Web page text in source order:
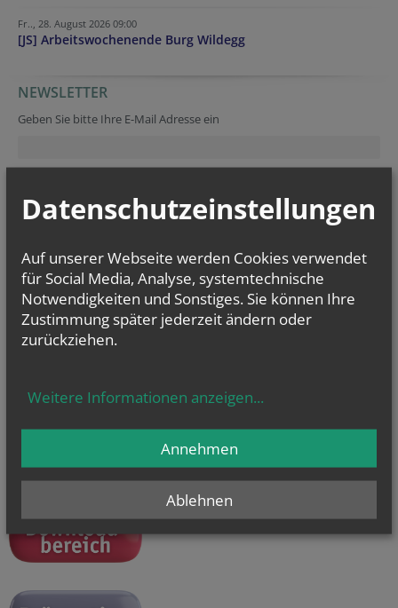
Fr.., 28. August 2026 09:00
[JS] Arbeitswochenende Burg Wildegg
NEWSLETTER
Geben Sie bitte Ihre E-Mail Adresse ein
Ich habe dieInformationen zum Datenschutzgelesen.*
Mo - Do 9.00 - 16.00 Uhr
Du erreichst uns auch unter
Datenschutzeinstellungen
Auf unserer Webseite werden Cookies verwendet
für Social Media, Analyse, systemtechnische
Notwendigkeiten und Sonstiges. Sie können Ihre
Zustimmung später jederzeit ändern oder
zurückziehen.
Weitere Informationen anzeigen...
Ablehnen
Annehmen